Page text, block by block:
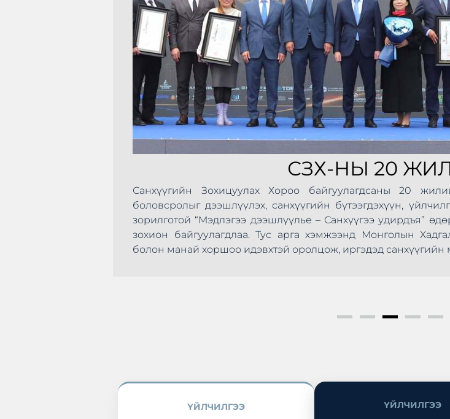
СЗХ-НЫ 20
Санхүүгийн Зохицуулах Хороо байгуулагдсаны 20
боловсролыг дээшлүүлэх, санхүүгийн бүтээгдэхүүн,
зорилготой “Мэдлэгээ дээшлүүлье – Санхүүгээ удирдъя”
зохион байгуулагдлаа. Тус арга хэмжээнд Монголын
болон манай хоршоо идэвхтэй оролцож, иргэдэд санхүүгийн
ҮЙЛЧИЛГЭЭ ҮЙЛЧИЛГЭЭ